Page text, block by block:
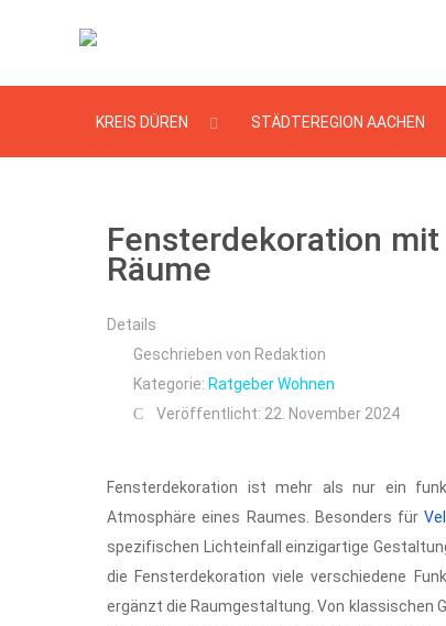
KREIS DÜREN STÄDTEREGION AACHEN
Fensterdekoration
Räume
Details
Geschrieben von Redaktion
Kategorie: Ratgeber Wohnen
Veröffentlicht: 22. November 2024
Fensterdekoration ist mehr als nur ein
Atmosphäre eines Raumes. Besonders für
spezifischen Lichteinfall einzigartige
die Fensterdekoration viele verschiedene
ergänzt die Raumgestaltung. Von klassischen